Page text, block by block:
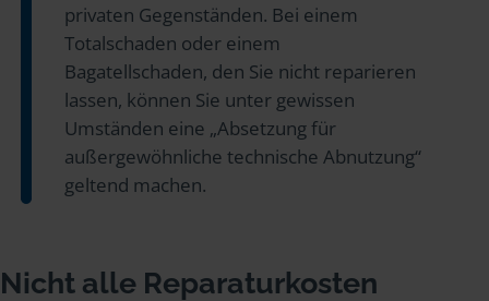
privaten Gegenständen. Bei einem
Totalschaden oder einem
Bagatellschaden, den Sie nicht reparieren
lassen, können Sie unter gewissen
Umständen eine „Absetzung für
außergewöhnliche technische Abnutzung“
geltend machen.
Nicht alle Reparaturkosten